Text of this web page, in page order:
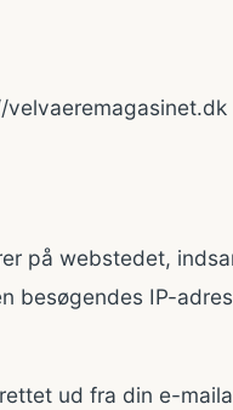
på webstedet,
besøgendes IP-
ud fra din e-